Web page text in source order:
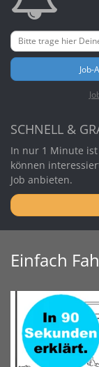
Job-
SCHNELL &
In nur 1 Minute ist
können
Job anbieten.
Einfach